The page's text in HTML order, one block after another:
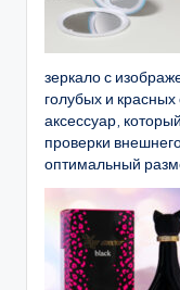
зеркало с
голубых и
аксессуар,
проверки
оптимальный